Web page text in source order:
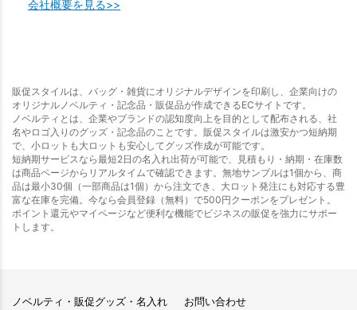
会社概要を見る>>
販促スタイルは、バッグ・雑貨にオリジナルデザインを印刷し、企業向けの
オリジナルノベルティ・記念品・販促品が作成できるECサイトです。
ノベルティとは、企業やブランドの認知度向上を目的として配布される、社
名やロゴ入りのグッズ・記念品のことです。販促スタイルは激安かつ短納期
で、小ロットも大ロットも安心してグッズ作成が可能です。
短納期サービスなら最短2日の名入れ出荷が可能で、見積もり・納期・在庫数
は商品ページからリアルタイムで確認できます。無地サンプルは1個から、商
品は最小30個（一部商品は1個）から注文でき、大ロット発注にも対応する豊
富な在庫を完備。今なら会員登録（無料）で500円クーポンをプレゼント。
ポイント還元やマイページなど便利な機能でビジネスの販促を強力にサポー
トします。
ノベルティ・販促グッズ・名入れ
お問い合わせ